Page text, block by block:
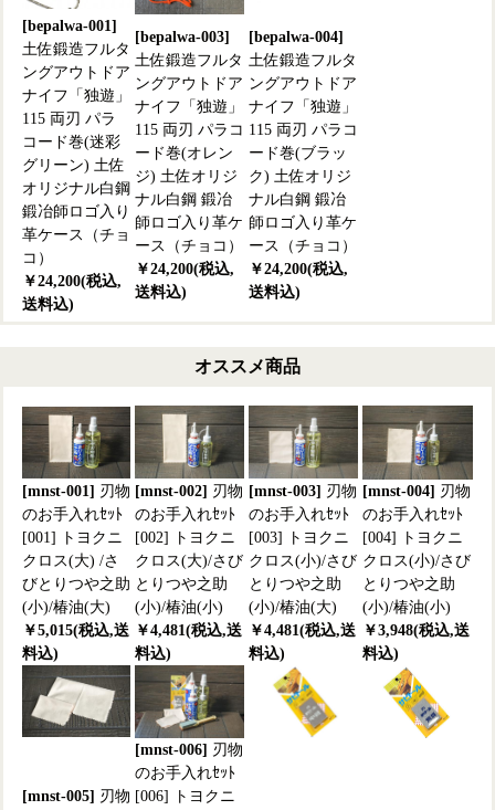
[bepalwa-001]
土佐鍛造フルタ
ングアウトドア
ナイフ「独遊」
115 両刃 パラ
コード巻(迷彩
グリーン) 土佐
オリジナル白鋼
鍛冶師ロゴ入り
革ケース（チョ
コ）
￥24,200(税込,
送料込)
[bepalwa-003]
土佐鍛造フルタ
ングアウトドア
ナイフ「独遊」
115 両刃 パラコ
ード巻(オレン
ジ) 土佐オリジ
ナル白鋼 鍛冶
師ロゴ入り革ケ
ース（チョコ）
￥24,200(税込,
送料込)
[bepalwa-004]
土佐鍛造フルタ
ングアウトドア
ナイフ「独遊」
115 両刃 パラコ
ード巻(ブラッ
ク) 土佐オリジ
ナル白鋼 鍛冶
師ロゴ入り革ケ
ース（チョコ）
￥24,200(税込,
送料込)
オススメ商品
[mnst-001] 刃物
のお手入れｾｯﾄ
[001] トヨクニ
クロス(大) /さ
びとりつや之助
(小)/椿油(大)
￥5,015(税込,送
料込)
[mnst-002] 刃物
のお手入れｾｯﾄ
[002] トヨクニ
クロス(大)/さび
とりつや之助
(小)/椿油(小)
￥4,481(税込,送
料込)
[mnst-003] 刃物
のお手入れｾｯﾄ
[003] トヨクニ
クロス(小)/さび
とりつや之助
(小)/椿油(大)
￥4,481(税込,送
料込)
[mnst-004] 刃物
のお手入れｾｯﾄ
[004] トヨクニ
クロス(小)/さび
とりつや之助
(小)/椿油(小)
￥3,948(税込,送
料込)
[mnst-005] 刃物
[mnst-006] 刃物
のお手入れｾｯﾄ
[006] トヨクニ